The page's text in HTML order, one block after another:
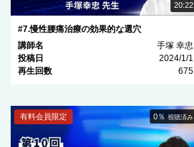
20:22
#7.慢性腰痛治療の効果的な選穴
講師名
手塚 幸忠
投稿日
2024/1/1
再生回数
675
0％ 視聴済み
有料会員限定